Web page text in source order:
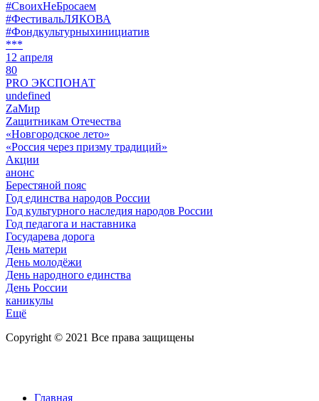
#СвоихНеБросаем
#ФестивальЛЯКОВА
#Фондкультурныхинициатив
***
12 апреля
80
PRO ЭКСПОНАТ
undefined
ZaМир
Zащитникам Отечества
«Новгородское лето»
«Россия через призму традиций»
Акции
анонс
Берестяной пояс
Год единства народов России
Год культурного наследия народов России
Год педагога и наставника
Государева дорога
День матери
День молодёжи
День народного единства
День России
каникулы
Ещё
Copyright © 2021 Все права защищены
Главная